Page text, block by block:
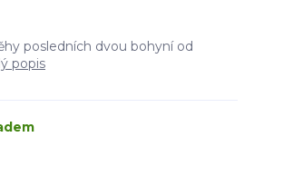
posledních dvou bohyní od
popis